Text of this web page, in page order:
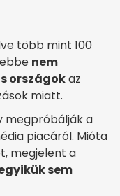
több mint 100
nem
országokaz
miatt.
megpróbálják a
piacáról. Mióta
megjelent a
sem